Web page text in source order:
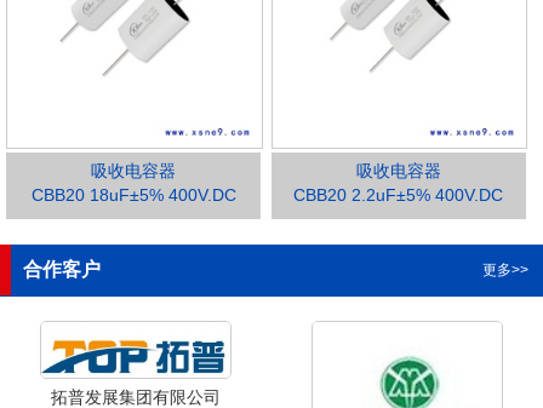
吸收电容器
CBB20 18uF±5% 400V.DC
吸收电容器
CBB20 2.2uF±5% 400V.DC
合作客户 更多>>
拓普发展集团有限公司